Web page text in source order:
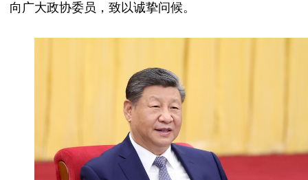
向广大政协委员，致以诚挚问候。